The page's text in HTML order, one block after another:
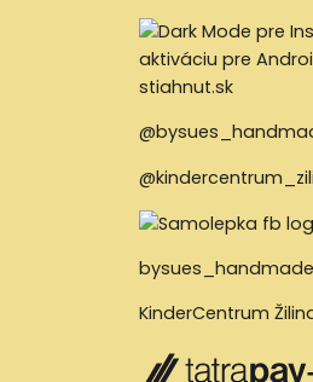
bysues_handmade
KinderCentrum